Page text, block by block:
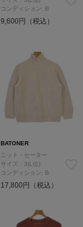
コンディション: B
9,600円（税込）
BATONER
ニット・セーター
サイズ：3(L位)
コンディション: B
17,800円（税込）